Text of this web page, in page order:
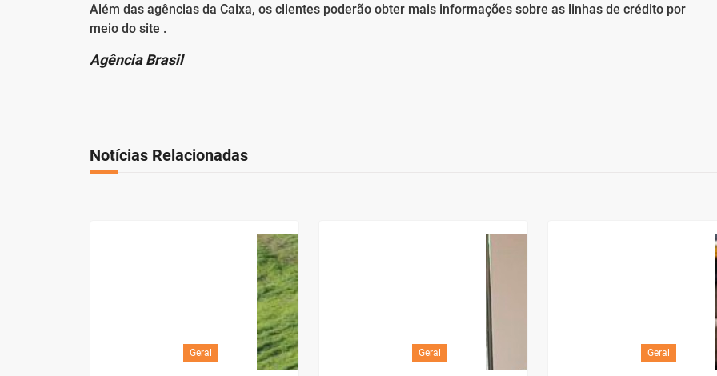
Além das agências da Caixa, os clientes poderão obter mais informações sobre as linhas de crédito por
meio do site .
Agência Brasil
Notícias Relacionadas
Geral Geral Geral